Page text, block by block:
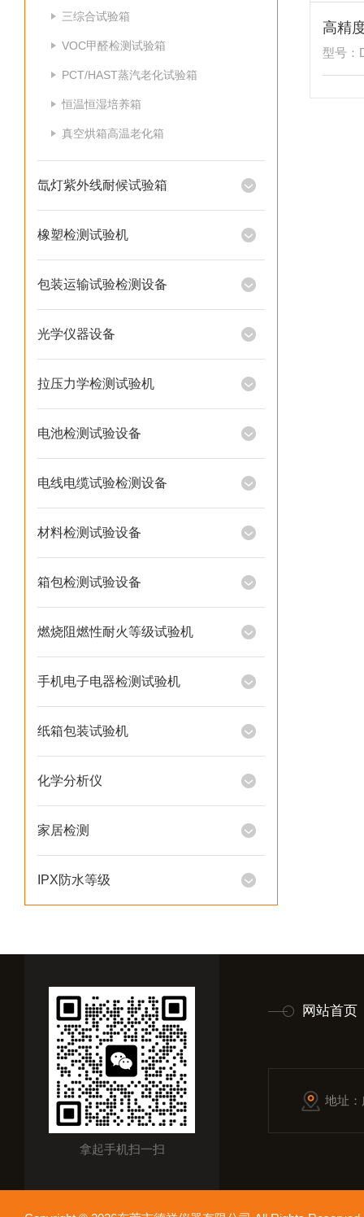
三综合试验箱
VOC甲醛检测试验箱
PCT/HAST蒸汽老化试验箱
恒温恒湿培养箱
真空烘箱高温老化箱
氙灯紫外线耐候试验箱
橡塑检测试验机
包装运输试验检测设备
光学仪器设备
拉压力学检测试验机
电池检测试验设备
电线电缆试验检测设备
材料检测试验设备
箱包检测试验设备
燃烧阻燃性耐火等级试验机
手机电子电器检测试验机
纸箱包装试验机
化学分析仪
家居检测
IPX防水等级
高精
型号：
拿起手机扫一扫
网站首页
地址